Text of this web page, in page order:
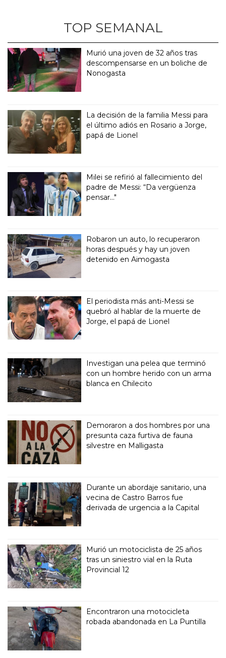
TOP SEMANAL
Murió una joven de 32 años tras
descompensarse en un boliche de
Nonogasta
La decisión de la familia Messi para
el último adiós en Rosario a Jorge,
papá de Lionel
Milei se refirió al fallecimiento del
padre de Messi: “Da vergüenza
pensar..."
Robaron un auto, lo recuperaron
horas después y hay un joven
detenido en Aimogasta
El periodista más anti-Messi se
quebró al hablar de la muerte de
Jorge, el papá de Lionel
Investigan una pelea que terminó
con un hombre herido con un arma
blanca en Chilecito
Demoraron a dos hombres por una
presunta caza furtiva de fauna
silvestre en Malligasta
Durante un abordaje sanitario, una
vecina de Castro Barros fue
derivada de urgencia a la Capital
Murió un motociclista de 25 años
tras un siniestro vial en la Ruta
Provincial 12
Encontraron una motocicleta
robada abandonada en La Puntilla